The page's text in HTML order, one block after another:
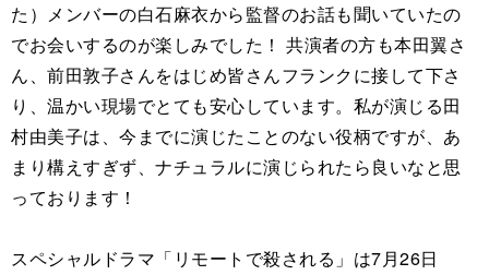
た）メンバーの白石麻衣から監督のお話も聞いていたの
でお会いするのが楽しみでした！ 共演者の方も本田翼さ
ん、前田敦子さんをはじめ皆さんフランクに接して下さ
り、温かい現場でとても安心しています。私が演じる田
村由美子は、今までに演じたことのない役柄ですが、あ
まり構えすぎず、ナチュラルに演じられたら良いなと思
っております！
スペシャルドラマ「リモートで殺される」は7月26日